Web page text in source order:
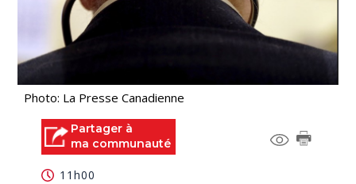
Photo: La Presse Canadienne
Partager à
ma communauté
11h00